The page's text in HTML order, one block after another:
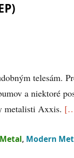
telesám.
a niektoré
metalisti Axxis.
, Modern